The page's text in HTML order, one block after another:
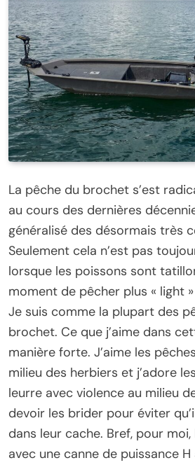
La pêche du brochet s’est
au cours des dernières
généralisé des désormais très
Seulement cela n’est pas
lorsque les poissons sont
moment de pêcher plus « light
Je suis comme la plupart des
brochet. Ce que j’aime dans
manière forte. J’aime les
milieu des herbiers et j’adore
leurre avec violence au milieu
devoir les brider pour éviter
dans leur cache. Bref, pour
avec une canne de puissance